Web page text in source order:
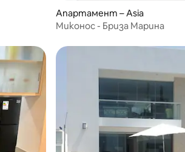
Апартамент – Asia
Миконос - Бриза Марина